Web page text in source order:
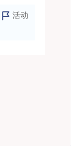
活动